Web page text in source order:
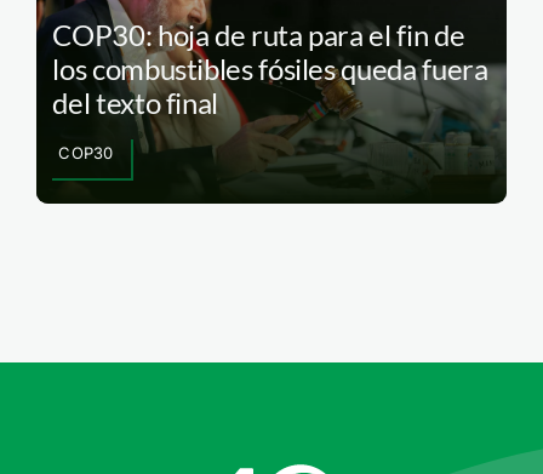
COP30: hoja de ruta para el fin de
los combustibles fósiles queda fuera
del texto final
COP30